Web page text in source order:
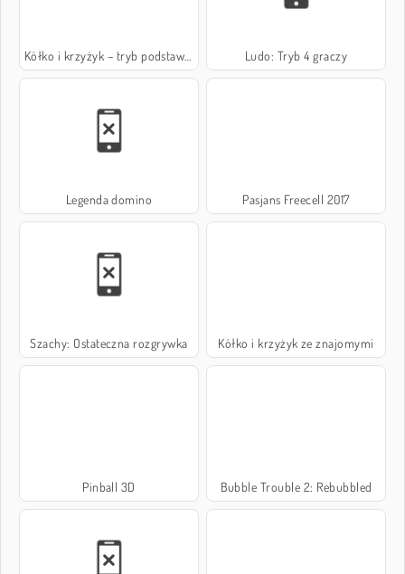
Kółko i krzyżyk – tryb podstawowy Ludo: Tryb 4 graczy
Legenda domino Pasjans Freecell 2017
Szachy: Ostateczna rozgrywka Kółko i krzyżyk ze znajomymi
Pinball 3D Bubble Trouble 2: Rebubbled